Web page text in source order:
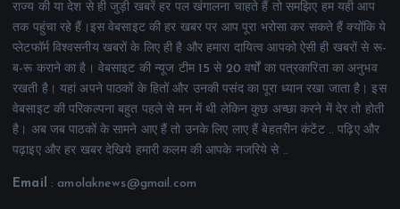
राज्य की या देश से ही जुड़ी खबरें हर पल खंगालना चाहते हैं तो समझिए हम यही आप
तक पहुंचा रहे हैं।इस वेबसाइट की हर खबर पर आप पूरा भरोसा कर सकते हैं क्योंकि ये
प्लेटफॉर्म विश्वसनीय खबरों के लिए ही है और हमारा दायित्व आपको ऐसी ही खबरों से रू-
ब-रू कराने का है। वेबसाइट की न्यूज टीम 15 से 20 वर्षों का पत्रकारिता का अनुभव
रखती है। यहां अपने पाठकों के हितों और उनकी पसंद का पूरा ध्यान रखा जाता है। इस
वेबसाइट की परिकल्पना बहुत पहले से मन में थी लेकिन कुछ अच्छा करने में देर तो होती
है। अब जब पाठकों के सामने आए हैं तो उनके लिए लाए हैं बेहतरीन कंटेंट .. पढ़िए और
पढ़ाइए और हर खबर देखिये हमारी कलम की आपके नजरिये से ..
Email : amolaknews@gmail.com